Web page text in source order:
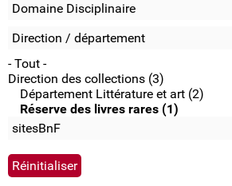
Domaine Disciplinaire
Direction / département
- Tout -
Direction des collections (3)
Département Littérature et art (2)
Réserve des livres rares (1)
sitesBnF